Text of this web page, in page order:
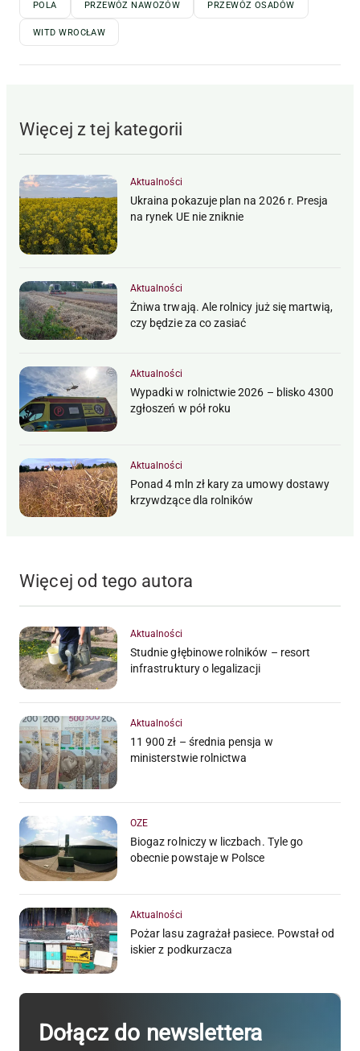
POLA PRZEWÓZ NAWOZÓW PRZEWÓZ OSADÓW
WITD WROCŁAW
Więcej z tej kategorii
Aktualności
Ukraina pokazuje plan na 2026 r. Presja
na rynek UE nie zniknie
Aktualności
Żniwa trwają. Ale rolnicy już się martwią,
czy będzie za co zasiać
Aktualności
Wypadki w rolnictwie 2026 – blisko 4300
zgłoszeń w pół roku
Aktualności
Ponad 4 mln zł kary za umowy dostawy
krzywdzące dla rolników
Więcej od tego autora
Aktualności
Studnie głębinowe rolników – resort
infrastruktury o legalizacji
Aktualności
11 900 zł – średnia pensja w
ministerstwie rolnictwa
OZE
Biogaz rolniczy w liczbach. Tyle go
obecnie powstaje w Polsce
Aktualności
Pożar lasu zagrażał pasiece. Powstał od
iskier z podkurzacza
Dołącz do newslettera